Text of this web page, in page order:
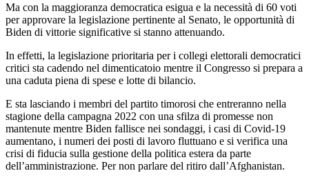
Ma con la maggioranza democratica esigua e la necessità di 60 voti
per approvare la legislazione pertinente al Senato, le opportunità di
Biden di vittorie significative si stanno attenuando.
In effetti, la legislazione prioritaria per i collegi elettorali democratici
critici sta cadendo nel dimenticatoio mentre il Congresso si prepara a
una caduta piena di spese e lotte di bilancio.
E sta lasciando i membri del partito timorosi che entreranno nella
stagione della campagna 2022 con una sfilza di promesse non
mantenute mentre Biden fallisce nei sondaggi, i casi di Covid-19
aumentano, i numeri dei posti di lavoro fluttuano e si verifica una
crisi di fiducia sulla gestione della politica estera da parte
dell’amministrazione. Per non parlare del ritiro dall’Afghanistan.